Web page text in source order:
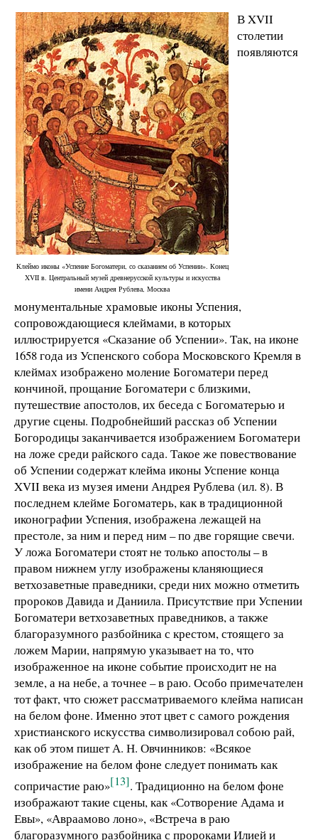
Клеймо иконы «Успение Богоматери, со сказанием об Успении». Конец
XVII в. Центральный музей древнерусской культуры и искусства
имени Андрея Рублева, Москва
В XVII
столетии
появляются
монументальные храмовые иконы Успения,
сопровождающиеся клеймами, в которых
иллюстрируется «Сказание об Успении». Так, на иконе
1658 года из Успенского собора Московского Кремля в
клеймах изображено моление Богоматери перед
кончиной, прощание Богоматери с близкими,
путешествие апостолов, их беседа с Богоматерью и
другие сцены. Подробнейший рассказ об Успении
Богородицы заканчивается изображением Богоматери
на ложе среди райского сада. Такое же повествование
об Успении содержат клейма иконы Успение конца
XVII века из музея имени Андрея Рублева (ил. 8). В
последнем клейме Богоматерь, как в традиционной
иконографии Успения, изображена лежащей на
престоле, за ним и перед ним – по две горящие свечи.
У ложа Богоматери стоят не только апостолы – в
правом нижнем углу изображены кланяющиеся
ветхозаветные праведники, среди них можно отметить
пророков Давида и Даниила. Присутствие при Успении
Богоматери ветхозаветных праведников, а также
благоразумного разбойника с крестом, стоящего за
ложем Марии, напрямую указывает на то, что
изображенное на иконе событие происходит не на
земле, а на небе, а точнее – в раю. Особо примечателен
тот факт, что сюжет рассматриваемого клейма написан
на белом фоне. Именно этот цвет с самого рождения
христианского искусства символизировал собою рай,
как об этом пишет А. Н. Овчинников: «Всякое
изображение на белом фоне следует понимать как
сопричастие раю»[13]. Традиционно на белом фоне
изображают такие сцены, как «Сотворение Адама и
Евы», «Авраамово лоно», «Встреча в раю
благоразумного разбойника с пророками Илией и